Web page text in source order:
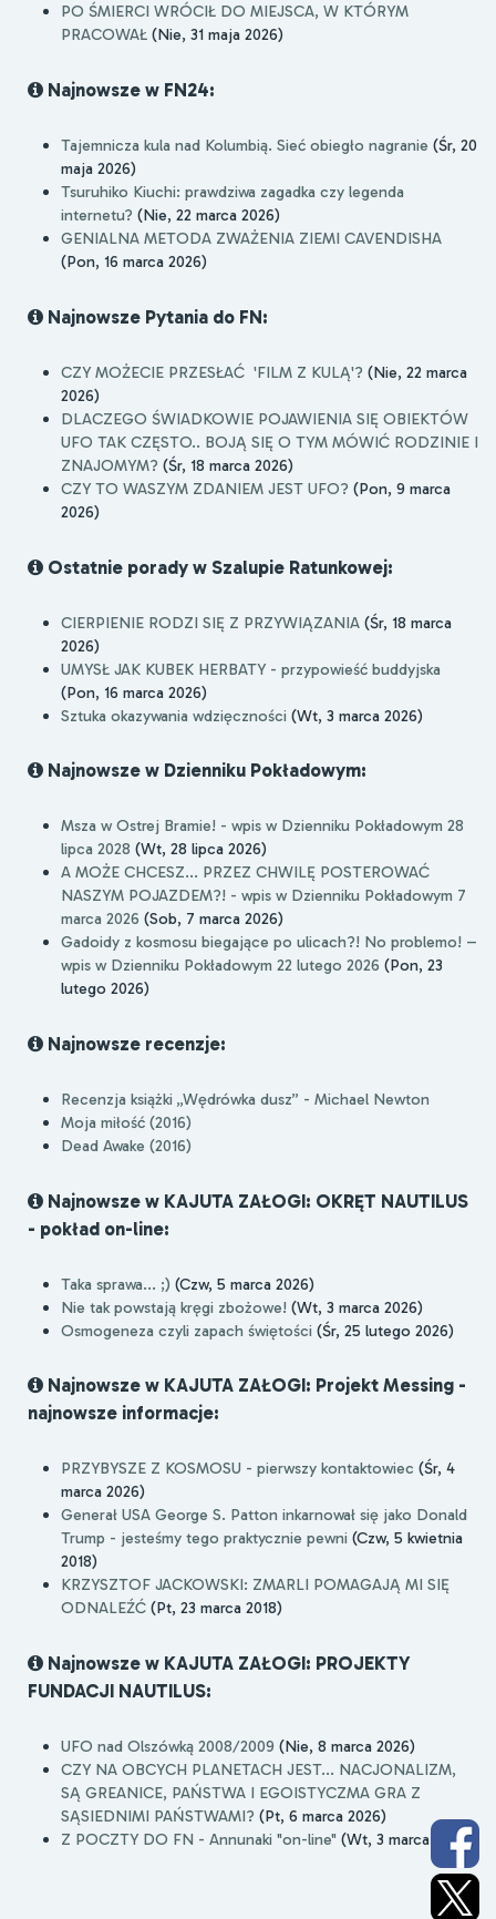
PO ŚMIERCI WRÓCIŁ DO MIEJSCA, W KTÓRYM
PRACOWAŁ (Nie, 31 maja 2026)
Najnowsze w FN24:
Tajemnicza kula nad Kolumbią. Sieć obiegło nagranie (Śr, 20
maja 2026)
Tsuruhiko Kiuchi: prawdziwa zagadka czy legenda
internetu? (Nie, 22 marca 2026)
GENIALNA METODA ZWAŻENIA ZIEMI CAVENDISHA
(Pon, 16 marca 2026)
Najnowsze Pytania do FN:
CZY MOŻECIE PRZESŁAĆ 'FILM Z KULĄ'? (Nie, 22 marca
2026)
DLACZEGO ŚWIADKOWIE POJAWIENIA SIĘ OBIEKTÓW
UFO TAK CZĘSTO.. BOJĄ SIĘ O TYM MÓWIĆ RODZINIE I
ZNAJOMYM? (Śr, 18 marca 2026)
CZY TO WASZYM ZDANIEM JEST UFO? (Pon, 9 marca
2026)
Ostatnie porady w Szalupie Ratunkowej:
CIERPIENIE RODZI SIĘ Z PRZYWIĄZANIA (Śr, 18 marca
2026)
UMYSŁ JAK KUBEK HERBATY - przypowieść buddyjska
(Pon, 16 marca 2026)
Sztuka okazywania wdzięczności (Wt, 3 marca 2026)
Najnowsze w Dzienniku Pokładowym:
Msza w Ostrej Bramie! - wpis w Dzienniku Pokładowym 28
lipca 2028 (Wt, 28 lipca 2026)
A MOŻE CHCESZ... PRZEZ CHWILĘ POSTEROWAĆ
NASZYM POJAZDEM?! - wpis w Dzienniku Pokładowym 7
marca 2026 (Sob, 7 marca 2026)
Gadoidy z kosmosu biegające po ulicach?! No problemo! –
wpis w Dzienniku Pokładowym 22 lutego 2026 (Pon, 23
lutego 2026)
Najnowsze recenzje:
Recenzja książki „Wędrówka dusz” - Michael Newton
Moja miłość (2016)
Dead Awake (2016)
Najnowsze w KAJUTA ZAŁOGI: OKRĘT NAUTILUS
- pokład on-line:
Taka sprawa... ;) (Czw, 5 marca 2026)
Nie tak powstają kręgi zbożowe! (Wt, 3 marca 2026)
Osmogeneza czyli zapach świętości (Śr, 25 lutego 2026)
Najnowsze w KAJUTA ZAŁOGI: Projekt Messing -
najnowsze informacje:
PRZYBYSZE Z KOSMOSU - pierwszy kontaktowiec (Śr, 4
marca 2026)
Generał USA George S. Patton inkarnował się jako Donald
Trump - jesteśmy tego praktycznie pewni (Czw, 5 kwietnia
2018)
KRZYSZTOF JACKOWSKI: ZMARLI POMAGAJĄ MI SIĘ
ODNALEŹĆ (Pt, 23 marca 2018)
Najnowsze w KAJUTA ZAŁOGI: PROJEKTY
FUNDACJI NAUTILUS:
UFO nad Olszówką 2008/2009 (Nie, 8 marca 2026)
CZY NA OBCYCH PLANETACH JEST... NACJONALIZM,
SĄ GREANICE, PAŃSTWA I EGOISTYCZMA GRA Z
SĄSIEDNIMI PAŃSTWAMI? (Pt, 6 marca 2026)
Z POCZTY DO FN - Annunaki "on-line" (Wt, 3 marca 2026)